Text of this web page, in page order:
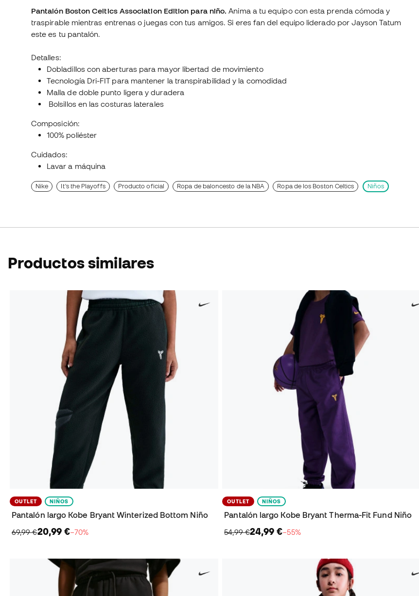
Pantalón Boston Celtics Association Edition para niño. Anima a tu equipo con esta prenda cómoda y
traspirable mientras entrenas o juegas con tus amigos. Si eres fan del equipo liderado por Jayson Tatum
este es tu pantalón.
Detalles:
Dobladillos con aberturas para mayor libertad de movimiento
Tecnología Dri-FIT para mantener la transpirabilidad y la comodidad
Malla de doble punto ligera y duradera
Bolsillos en las costuras laterales
Composición:
100% poliéster
Cuidados:
Lavar a máquina
Nike It's the Playoffs Producto oficial Ropa de baloncesto de la NBA Ropa de los Boston Celtics Niños
Productos similares
OUTLET NIÑOS
Pantalón largo Kobe Bryant Winterized Bottom Niño
69,99 €20,99 €−70%
OUTLET NIÑOS
Pantalón largo Kobe Bryant Therma-Fit Fund Niño
54,99 €24,99 €−55%